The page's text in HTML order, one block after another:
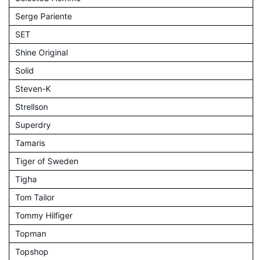
Serge Pariente
SET
Shine Original
Solid
Steven-K
Strellson
Superdry
Tamaris
Tiger of Sweden
Tigha
Tom Tailor
Tommy Hilfiger
Topman
Topshop